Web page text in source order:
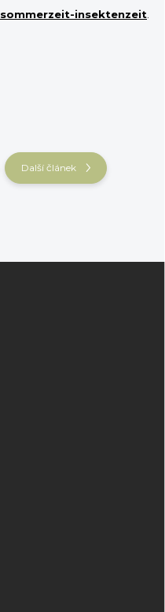
sommerzeit-insektenzeit
Další článek